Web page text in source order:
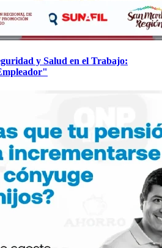
y Salud en el Trabajo: